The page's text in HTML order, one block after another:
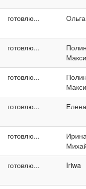
готовлю...
готовлю...
готовлю...
готовлю... Елена
готовлю...
готовлю... Iriwa